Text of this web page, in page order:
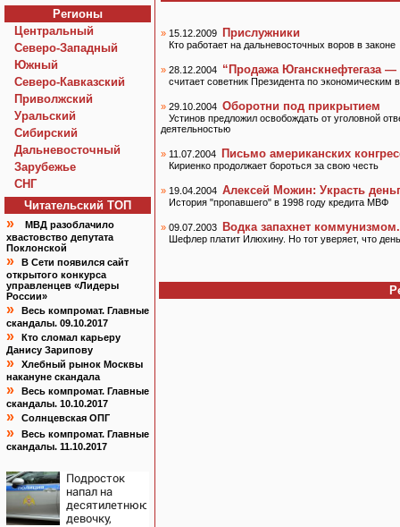
Регионы
Центральный
Северо-Западный
Южный
Северо-Кавказский
Приволжский
Уральский
Сибирский
Дальневосточный
Зарубежье
СНГ
Читательский TOП
»
МВД разоблачило
хвастовство депутата
Поклонской
»
В Сети появился сайт
открытого конкурса
управленцев «Лидеры
России»
»
Весь компромат. Главные
скандалы. 09.10.2017
»
Кто сломал карьеру
Данису Зарипову
»
Хлебный рынок Москвы
накануне скандала
»
Весь компромат. Главные
скандалы. 10.10.2017
» Солнцевская ОПГ
»
Весь компромат. Главные
скандалы. 11.10.2017
Подросток
напал на
десятилетнюю
девочку,
» 15.12.2009 Прислужники
Кто работает на дальневосточных воров в законе
» 28.12.2004 “Продажа Юганскнефтегаза
считает советник Президента по экономическим
» 29.10.2004 Оборотни под прикрытием
Устинов предложил освобождать от уголовной
деятельностью
» 11.07.2004 Письмо американских
Кириенко продолжает бороться за свою честь
» 19.04.2004 Алексей Можин: Украсть
История "пропавшего" в 1998 году кредита МВФ
» 09.07.2003 Водка запахнет
Шефлер платит Илюхину. Но тот уверяет, что